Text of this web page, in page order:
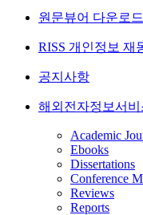
원문뷰어 다운로드
RISS 개인정보 재
공지사항
해외전자정보서비
Academic
Ebooks
Dissertations
Conference
Reviews
Reports